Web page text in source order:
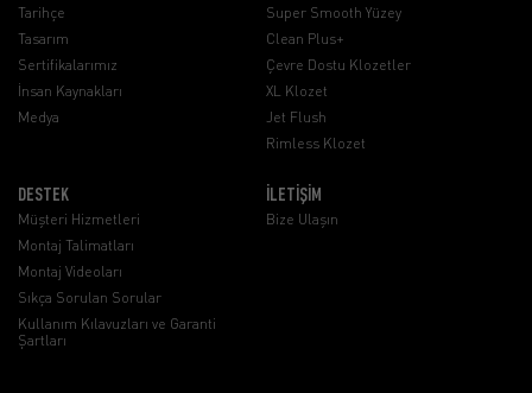
Tarihçe
Tasarım
Sertifikalarımız
İnsan Kaynakları
Medya
Super Smooth Yüzey
Clean Plus+
Çevre Dostu Klozetler
XL Klozet
Jet Flush
Rimless Klozet
DESTEK
Müşteri Hizmetleri
Montaj Talimatları
Montaj Videoları
Sıkça Sorulan Sorular
Kullanım Kılavuzları ve Garanti
Şartları
İLETİŞİM
Bize Ulaşın